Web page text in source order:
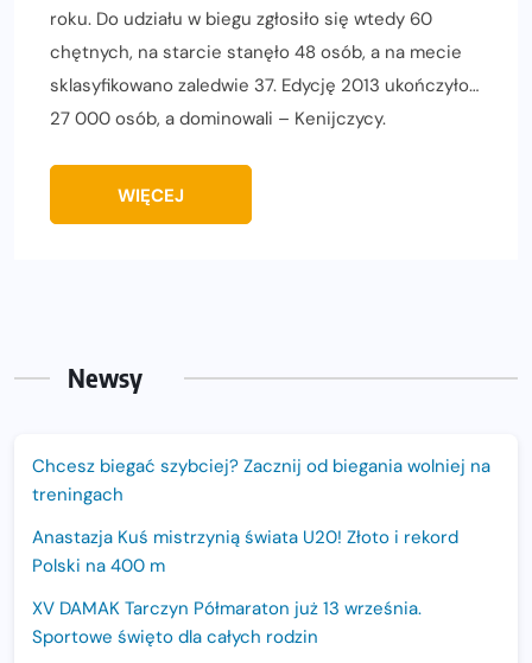
roku. Do udziału w biegu zgłosiło się wtedy 60
chętnych, na starcie stanęło 48 osób, a na mecie
sklasyfikowano zaledwie 37. Edycję 2013 ukończyło…
27 000 osób, a dominowali – Kenijczycy.
WIĘCEJ
Newsy
Chcesz biegać szybciej? Zacznij od biegania wolniej na
treningach
Anastazja Kuś mistrzynią świata U20! Złoto i rekord
Polski na 400 m
XV DAMAK Tarczyn Półmaraton już 13 września.
Sportowe święto dla całych rodzin